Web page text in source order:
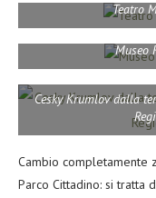
Teatro
Museo
Cesky Krumlov dalla
Cambio completamente
Parco Cittadino: si tratta